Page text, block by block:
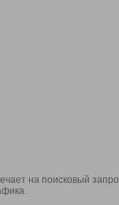
на поисковый